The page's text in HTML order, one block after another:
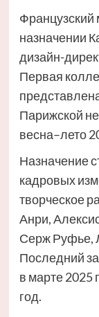
назначении
дизайн-
Первая
Парижской
весна–лето
Назначение
кадровых
творческое
Анри,
Серж Руфье,
Последний
в марте 2025
год.